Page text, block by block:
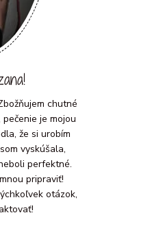
chutné
je mojou
že si urobím
vyskúšala,
perfektné.
pripraviť!
otázok,